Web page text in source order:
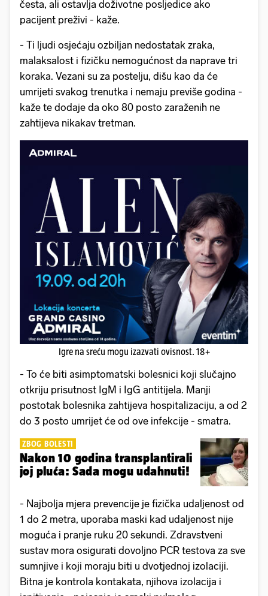
česta, ali ostavlja doživotne posljedice ako
pacijent preživi - kaže.
- Ti ljudi osjećaju ozbiljan nedostatak zraka,
malaksalost i fizičku nemogućnost da naprave tri
koraka. Vezani su za postelju, dišu kao da će
umrijeti svakog trenutka i nemaju previše godina -
kaže te dodaje da oko 80 posto zaraženih ne
zahtijeva nikakav tretman.
Igre na sreću mogu izazvati ovisnost. 18+
- To će biti asimptomatski bolesnici koji slučajno
otkriju prisutnost IgM i IgG antitijela. Manji
postotak bolesnika zahtijeva hospitalizaciju, a od 2
do 3 posto umrijet će od ove infekcije - smatra.
ZBOG BOLESTI
Nakon 10 godina transplantirali
joj pluća: Sada mogu udahnuti!
- Najbolja mjera prevencije je fizička udaljenost od
1 do 2 metra, uporaba maski kad udaljenost nije
moguća i pranje ruku 20 sekundi. Zdravstveni
sustav mora osigurati dovoljno PCR testova za sve
sumnjive i koji moraju biti u dvotjednoj izolaciji.
Bitna je kontrola kontakata, njihova izolacija i